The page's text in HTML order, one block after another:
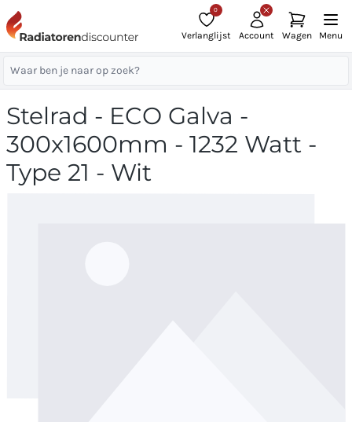
0
Verlanglijst Account Wagen Menu
Stelrad - ECO Galva -
300x1600mm - 1232 Watt -
Type 21 - Wit